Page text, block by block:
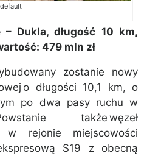
default
– Dukla, długość 10 km,
479 mln zł
zostanie nowy
o długości 10,1 km, o
po dwa pasy ruchu w
także węzeł
w rejonie miejscowości
S19 z obecną